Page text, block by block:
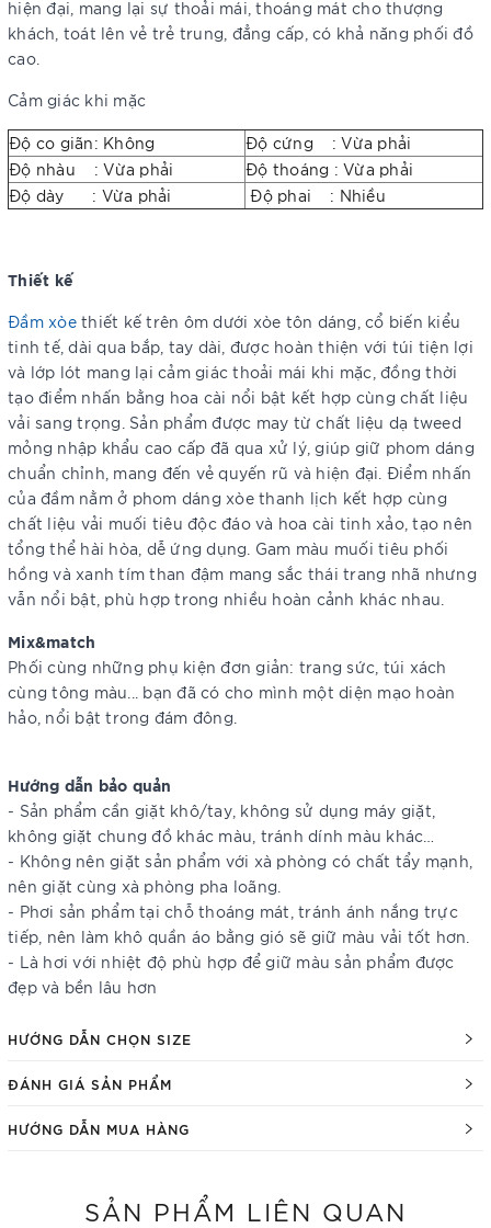
hiện đại, mang lại sự thoải mái, thoáng mát cho thượng
khách, toát lên vẻ trẻ trung, đẳng cấp, có khả năng phối đồ
cao.
Cảm giác khi mặc
Độ co giãn: Không
Độ cứng : Vừa phải
Độ nhàu : Vừa phải
Độ thoáng : Vừa phải
Độ dày : Vừa phải
Độ phai : Nhiều
Thiết kế
Đầm xòethiết kế trên ôm dưới xòe tôn dáng, cổ biến kiểu
tinh tế, dài qua bắp, tay dài, được hoàn thiện với túi tiện lợi
và lớp lót mang lại cảm giác thoải mái khi mặc, đồng thời
tạo điểm nhấn bằng hoa cài nổi bật kết hợp cùng chất liệu
vải sang trọng. Sản phẩm được may từ chất liệu dạ tweed
mỏng nhập khẩu cao cấp đã qua xử lý, giúp giữ phom dáng
chuẩn chỉnh, mang đến vẻ quyến rũ và hiện đại. Điểm nhấn
của đầm nằm ở phom dáng xòe thanh lịch kết hợp cùng
chất liệu vải muối tiêu độc đáo và hoa cài tinh xảo, tạo nên
tổng thể hài hòa, dễ ứng dụng. Gam màu muối tiêu phối
hồng và xanh tím than đậm mang sắc thái trang nhã nhưng
vẫn nổi bật, phù hợp trong nhiều hoàn cảnh khác nhau.
Mix&match
Phối cùng những phụ kiện đơn giản: trang sức, túi xách
cùng tông màu... bạn đã có cho mình một diện mạo hoàn
hảo, nổi bật trong đám đông.
Hướng dẫn bảo quản
- Sản phẩm cần giặt khô/tay, không sử dụng máy giặt,
không giặt chung đồ khác màu, tránh dính màu khác…
- Không nên giặt sản phẩm với xà phòng có chất tẩy mạnh,
nên giặt cùng xà phòng pha loãng.
- Phơi sản phẩm tại chỗ thoáng mát, tránh ánh nắng trực
tiếp, nên làm khô quần áo bằng gió sẽ giữ màu vải tốt hơn.
- Là hơi với nhiệt độ phù hợp để giữ màu sản phẩm được
đẹp và bền lâu hơn
HƯỚNG DẪN CHỌN SIZE
ĐÁNH GIÁ SẢN PHẨM
HƯỚNG DẪN MUA HÀNG
SẢN PHẨM LIÊN QUAN